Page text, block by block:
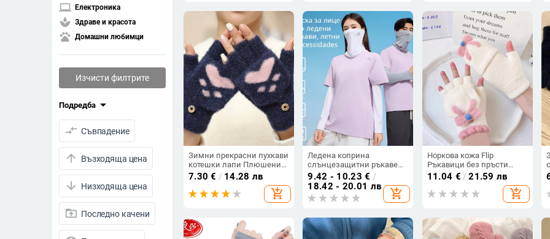
laptop Електроника
spa Здраве и красота
pets Домашни любимци
Изчисти филтрите
Подредба arrow_drop_down
compare_arrows Съвпадение
arrow_upward Възходяща цена
arrow_downward Низходяща цена
drive_folder_upload Последно качени
ръкавици
Зимни прекрасни пухкави
котешки лапи Плюшени
ръкавици без пръсти
Дамски меки руно от
норка Топли ръкавици с
половин пръсти Женски
T220
7.30 € / 14.28 лв
add_shopping_cart
Ледена коприна
слънцезащитни ръкавели
за мъже и жени, дишащи
ръкави за колоездене на
открито, маска за лице и
качулка
9.42 - 10.23 € /
18.42 - 20.01 лв
add_shopping_cart
Норкова кожа Flip
Ръкавици без пръсти
Cartoon Bow Сладки жени
Плетива Вълна Half Finger
Glove Students Kawaii Girl
11.04 € /21.59 лв
add_shopping_cart